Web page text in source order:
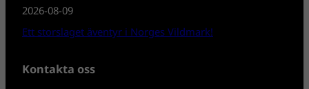
2026-08-09
Ett storslaget äventyr i Norges Vildmark!
Kontakta oss